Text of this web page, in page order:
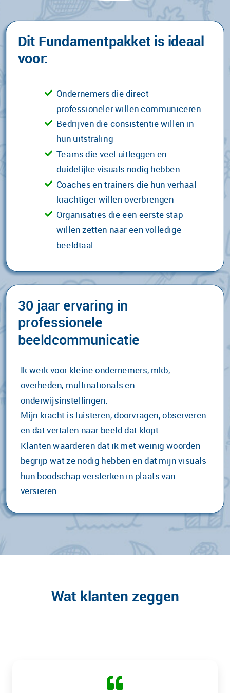
Dit Fundamentpakket is ideaal
voor:
Ondernemers die direct
professioneler willen communiceren
Bedrijven die consistentie willen in
hun uitstraling
Teams die veel uitleggen en
duidelijke visuals nodig hebben
Coaches en trainers die hun verhaal
krachtiger willen overbrengen
Organisaties die een eerste stap
willen zetten naar een volledige
beeldtaal
30 jaar ervaring in
professionele
beeldcommunicatie
Ik werk voor kleine ondernemers, mkb,
overheden, multinationals en
onderwijsinstellingen.
Mijn kracht is luisteren, doorvragen, observeren
en dat vertalen naar beeld dat klopt.
Klanten waarderen dat ik met weinig woorden
begrijp wat ze nodig hebben en dat mijn visuals
hun boodschap versterken in plaats van
versieren.
Wat klanten zeggen